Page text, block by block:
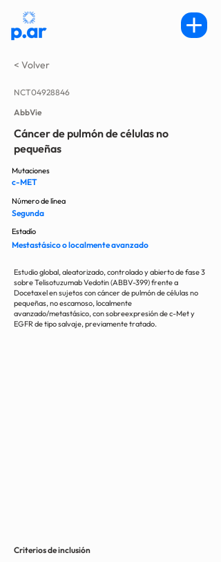
< Volver
NCT04928846
AbbVie
Cáncer de pulmón de células no
pequeñas
c-MET
Mutaciones
Segunda
Número de línea
Mestastásico o localmente avanzado
Estadío
Estudio global, aleatorizado, controlado y abierto de fase 3
sobre Telisotuzumab Vedotin (ABBV-399) frente a
Docetaxel en sujetos con cáncer de pulmón de células no
pequeñas, no escamoso, localmente
avanzado/metastásico, con sobreexpresión de c-Met y
EGFR de tipo salvaje, previamente tratado.
Criterios de inclusión